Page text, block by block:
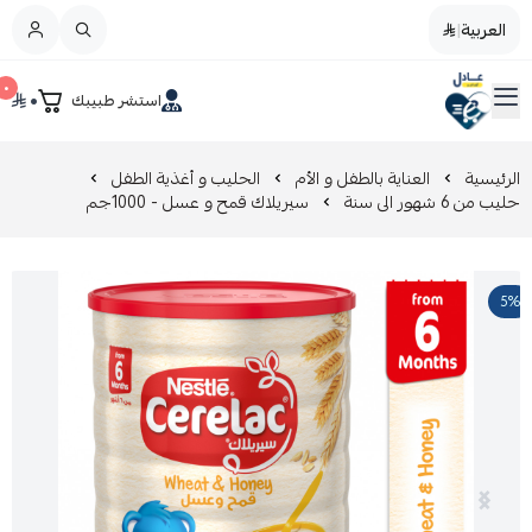
العربية|
صيدليات عادل استشر طبيبك ٠ ٠ القائمة الرئيسية
تخفيضات
عروض التوفير
العناية بالجمال
عرض الكل
مزيل طلاء الأظافر
العناية بالطفل و الأم
عرض الكل
العناية اليومية
الرئيسية العناية بالطفل و الأم الحليب و أغذية الطفل
حليب من 6 شهور الى سنة سيريلاك قمح و عسل - 1000جم
5%